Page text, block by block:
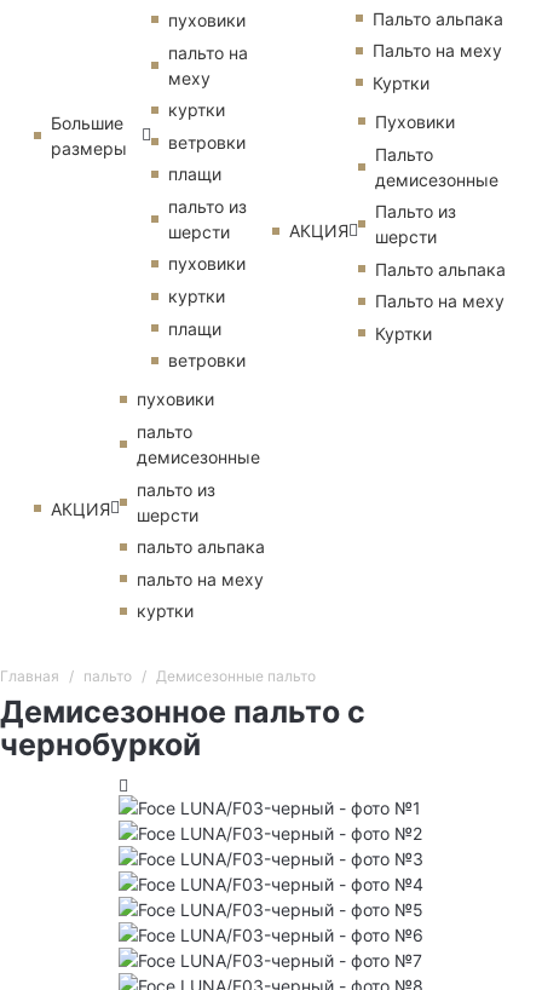
Большие
размеры
пуховики
пальто на
меху
куртки
ветровки
плащи
пальто из
шерсти
пуховики
куртки
плащи
ветровки
АКЦИЯ
пуховики
пальто
демисезонные
пальто из
шерсти
пальто альпака
пальто на меху
куртки
Пальто альпака
Пальто на меху
Куртки
АКЦИЯ
Пуховики
Пальто
демисезонные
Пальто из
шерсти
Пальто альпака
Пальто на меху
Куртки
Главная пальто Демисезонные пальто
Демисезонное пальто с
чернобуркой